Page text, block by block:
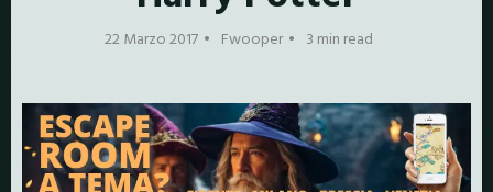
22 Marzo 2017 Fwooper 3 min read